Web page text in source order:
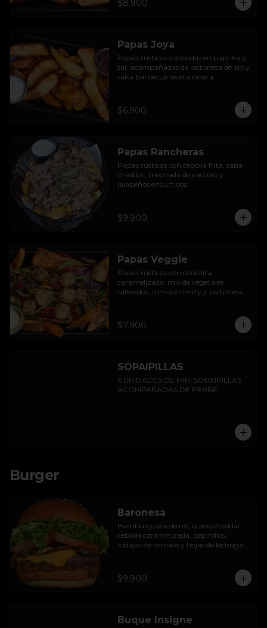
$8.900
Papas Joya
Papas rústicas adobadas en paprika y
sal, acompañadas de lactonesa de ajo y
salsa barbecue receta casera.
$6.900
Papas Rancheras
Papas rústicas con cebolla frita, salsa
cheddar, mechada de vacuno y
jalapeños encurtidos.
$9.900
Papas Veggie
Papas rústicas con cebollita
caramelizada, mix de vegetales
salteados, tomate cherry y paltonesa
$7.900
SOPAIPILLAS
6 UNIDADES DE MINI SOPAIPILLAS
ACOMPAÑADAS DE PEBRE
Burger
Baronesa
Hamburguesa de res, queso cheddar,
cebolla caramelizada, pepinillos,
rodajas de tomate y hojas de lechuga
$9.900
Buque Insigne